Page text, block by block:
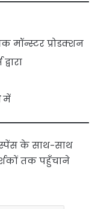
मॉन्स्टर प्रोडक्शन
में
के साथ-साथ
तक पहुँचाने